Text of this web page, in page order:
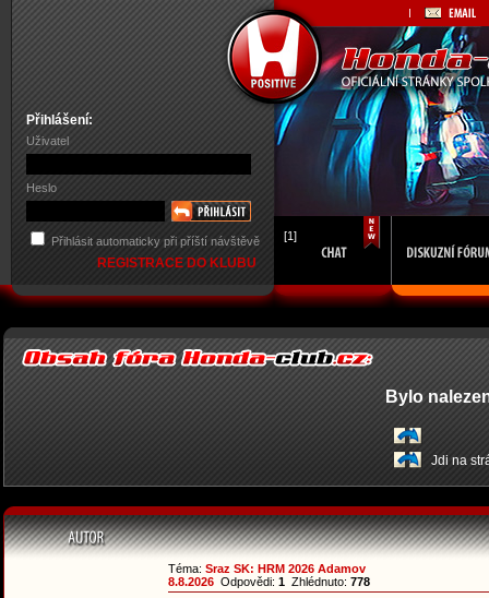
Přihlášení:
Uživatel
Heslo
Přihlásit automaticky při příští návštěvě
REGISTRACE DO KLUBU
[1]
Bylo
Jdi na
Téma: Sraz SK: HRM 2026 Adamov
8.8.2026 Odpovědi: 1 Zhlédnuto: 778